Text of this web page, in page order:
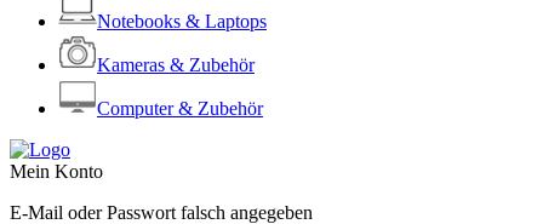
Notebooks & Laptops
Kameras & Zubehör
Computer & Zubehör
Mein Konto
E-Mail oder Passwort falsch angegeben